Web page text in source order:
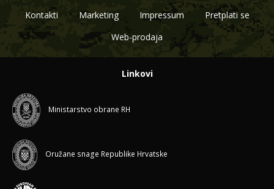
Kontakti Marketing Impressum
Pretplati se
Web-prodaja
Linkovi
Ministarstvo obrane RH
Oružane snage Republike Hrvatske